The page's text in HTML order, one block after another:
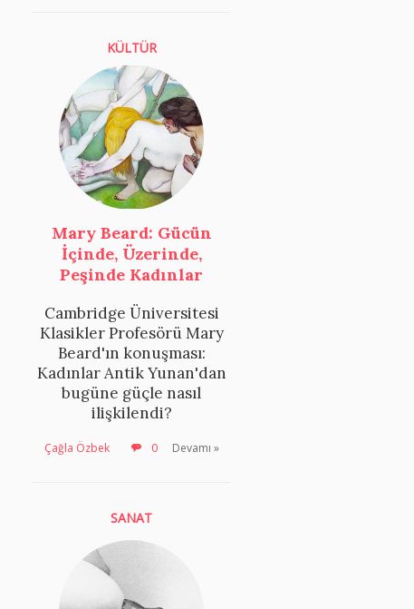
KÜLTÜR
Mary Beard: Gücün
İçinde, Üzerinde,
Peşinde Kadınlar
Cambridge Üniversitesi
Klasikler Profesörü Mary
Beard'ın konuşması:
Kadınlar Antik Yunan'dan
bugüne güçle nasıl
ilişkilendi?
Çağla Özbek 0 Devamı »
SANAT